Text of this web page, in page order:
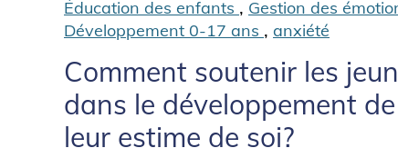
Éducation des enfants , Gestion des
Développement 0-17 ans , anxiété
Comment soutenir les
dans le développement de
leur estime de soi?